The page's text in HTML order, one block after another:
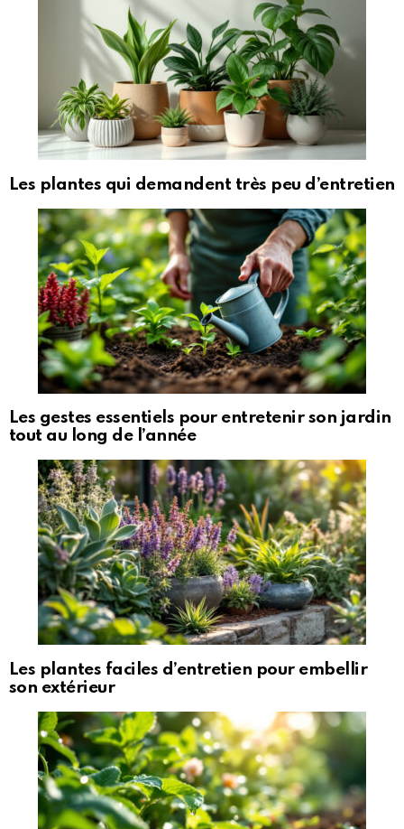
Les plantes qui demandent très peu d’entretien
Les gestes essentiels pour entretenir son jardin
tout au long de l’année
Les plantes faciles d’entretien pour embellir
son extérieur